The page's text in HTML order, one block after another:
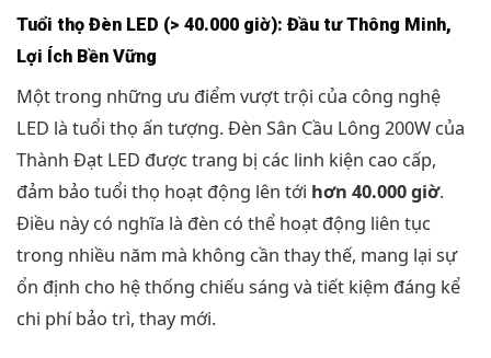
Tuổi thọ Đèn LED (> 40.000 giờ): Đầu tư Thông Minh,
Lợi Ích Bền Vững
Một trong những ưu điểm vượt trội của công nghệ
LED là tuổi thọ ấn tượng. Đèn Sân Cầu Lông 200W của
Thành Đạt LED được trang bị các linh kiện cao cấp,
đảm bảo tuổi thọ hoạt động lên tới hơn 40.000 giờ.
Điều này có nghĩa là đèn có thể hoạt động liên tục
trong nhiều năm mà không cần thay thế, mang lại sự
ổn định cho hệ thống chiếu sáng và tiết kiệm đáng kể
chi phí bảo trì, thay mới.